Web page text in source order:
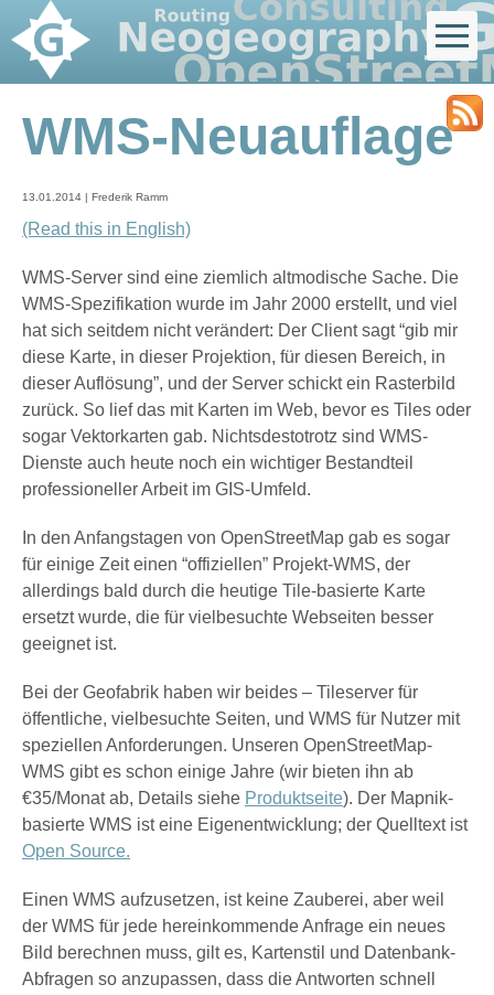
WMS-Neuauflage
13.01.2014 | Frederik Ramm
(Read this in English)
WMS-Server sind eine ziemlich altmodische Sache. Die
WMS-Spezifikation wurde im Jahr 2000 erstellt, und viel
hat sich seitdem nicht verändert: Der Client sagt “gib mir
diese Karte, in dieser Projektion, für diesen Bereich, in
dieser Auflösung”, und der Server schickt ein Rasterbild
zurück. So lief das mit Karten im Web, bevor es Tiles oder
sogar Vektorkarten gab. Nichtsdestotrotz sind WMS-
Dienste auch heute noch ein wichtiger Bestandteil
professioneller Arbeit im GIS-Umfeld.
In den Anfangstagen von OpenStreetMap gab es sogar
für einige Zeit einen “offiziellen” Projekt-WMS, der
allerdings bald durch die heutige Tile-basierte Karte
ersetzt wurde, die für vielbesuchte Webseiten besser
geeignet ist.
Bei der Geofabrik haben wir beides – Tileserver für
öffentliche, vielbesuchte Seiten, und WMS für Nutzer mit
speziellen Anforderungen. Unseren OpenStreetMap-
WMS gibt es schon einige Jahre (wir bieten ihn ab
€35/Monat ab, Details siehe Produktseite). Der Mapnik-
basierte WMS ist eine Eigenentwicklung; der Quelltext ist
Open Source.
Einen WMS aufzusetzen, ist keine Zauberei, aber weil
der WMS für jede hereinkommende Anfrage ein neues
Bild berechnen muss, gilt es, Kartenstil und Datenbank-
Abfragen so anzupassen, dass die Antworten schnell